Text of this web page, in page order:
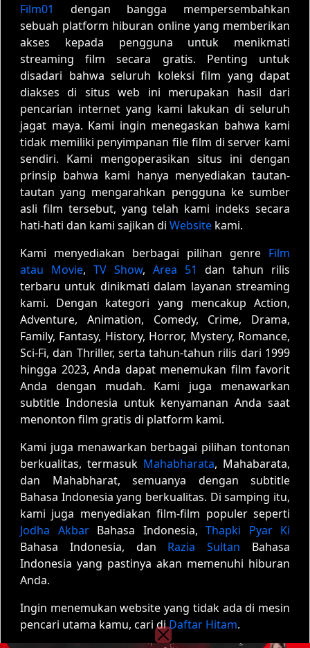
Film01
dengan bangga mempersembahkan
sebuah platform hiburan online yang memberikan
akses kepada pengguna untuk menikmati
streaming film secara gratis. Penting untuk
disadari bahwa seluruh koleksi film yang dapat
diakses di situs web ini merupakan hasil dari
pencarian internet yang kami lakukan di seluruh
jagat maya. Kami ingin menegaskan bahwa kami
tidak memiliki penyimpanan file film di server kami
sendiri. Kami mengoperasikan situs ini dengan
prinsip bahwa kami hanya menyediakan tautan-
tautan yang mengarahkan pengguna ke sumber
asli film tersebut, yang telah kami indeks secara
hati-hati dan kami sajikan di Website kami.
Kami menyediakan berbagai pilihan genre Film
atau Movie, TV Show, Area 51
dan tahun rilis
terbaru untuk dinikmati dalam layanan streaming
kami. Dengan kategori yang mencakup Action,
Adventure, Animation, Comedy, Crime, Drama,
Family, Fantasy, History, Horror, Mystery, Romance,
Sci-Fi, dan Thriller, serta tahun-tahun rilis dari 1999
hingga 2023, Anda dapat menemukan film favorit
Anda dengan mudah. Kami juga menawarkan
subtitle Indonesia untuk kenyamanan Anda saat
menonton film gratis di platform kami.
Kami juga menawarkan berbagai pilihan tontonan
berkualitas, termasuk Mahabharata, Mahabarata,
dan Mahabharat, semuanya dengan subtitle
Bahasa Indonesia yang berkualitas. Di samping itu,
kami juga menyediakan film-film populer seperti
Jodha AkbarBahasa Indonesia, Thapki Pyar Ki
Bahasa Indonesia, dan Razia Sultan Bahasa
Indonesia yang pastinya akan memenuhi hiburan
Anda.
Ingin menemukan website yang tidak ada di mesin
pencari utama kamu, cari diDaftar Hitam.